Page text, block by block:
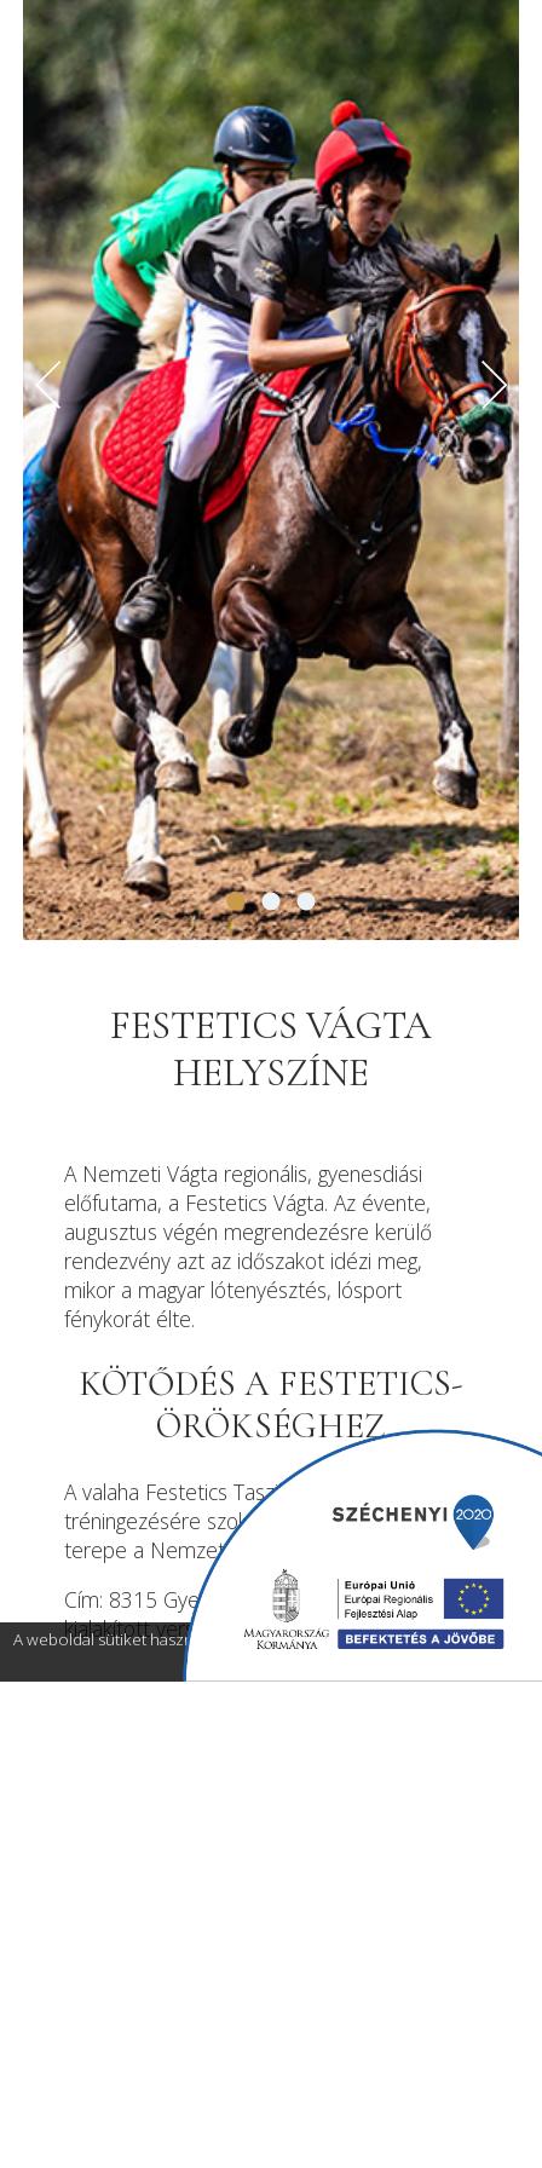
FESTETICS VÁGTA
HELYSZÍNE
A Nemzeti Vágta regionális, gyenesdiási
előfutama, a Festetics Vágta. Az évente,
augusztus végén megrendezésre kerülő
rendezvény azt az időszakot idézi meg,
mikor a magyar lótenyésztés, lósport
fénykorát élte.
KÖTŐDÉS A FESTETICS-
ÖRÖKSÉGHEZ
A valaha Festetics Tasziló lovainak
tréningezésére szolgáló helyszín kiváló
terepe a Nemzeti Vágta előfutamának.
Cím: 8315 Gyenesdiás, a Faludi-síkon
kialakított versenypálya
A weboldal sütiket használ a teljes funkcionalitás érdekében.Részletek